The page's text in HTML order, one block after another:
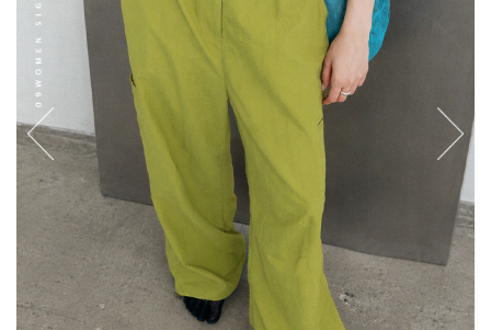
English
日本語
繁體中文